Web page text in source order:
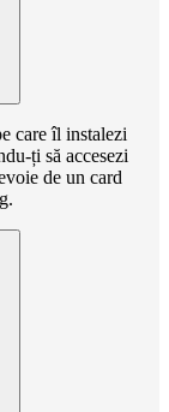
care îl instalezi
ți să accesezi
de un card